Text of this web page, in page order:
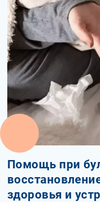
Помощь при
здоровья и